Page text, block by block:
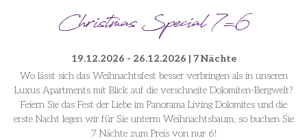
Christmas Special 7=6
19.12.2026 - 26.12.2026 | 7 Nächte
Wo lässt sich das Weihnachtsfest besser verbringen als in unseren
Luxus Apartments mit Blick auf die verschneite Dolomiten-Bergwelt?
Feiern Sie das Fest der Liebe im Panorama Living Dolomites und die
erste Nacht legen wir für Sie unterm Weihnachtsbaum, so buchen Sie
7 Nächte zum Preis von nur 6!